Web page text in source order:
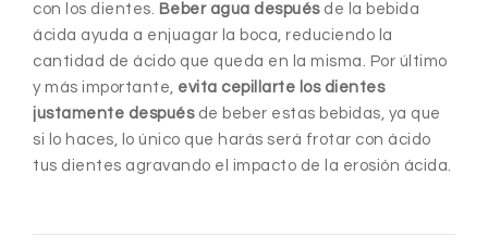
con los dientes. Beber agua despuésde la bebida
ácida ayuda a enjuagar la boca, reduciendo la
cantidad de ácido que queda en la misma. Por último
y más importante, evita cepillarte los dientes
justamente despuésde beber estas bebidas, ya que
si lo haces, lo único que harás será frotar con ácido
tus dientes agravando el impacto de la erosión ácida.